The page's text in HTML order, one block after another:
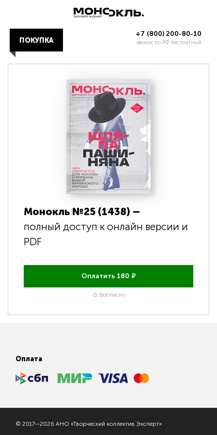
ПОКУПКА
+7 (800) 200-80-10
звонок по РФ бесплатный
Монокль №25 (1438) –
полный доступ к онлайн версии и
PDF
Оплатить 180 ₽
Безопасно
Оплата
© 2017—2026 АНО «Творческий коллектив Эксперт»